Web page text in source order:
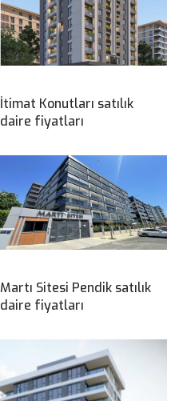
İtimat Konutları satılık
daire fiyatları
Martı Sitesi Pendik satılık
daire fiyatları